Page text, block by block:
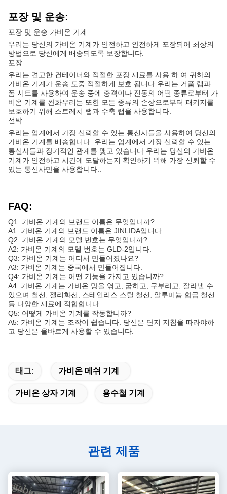
포장 및 운송:
포장 및 운송 가비온 기계
우리는 당신의 가비온 기계가 안전하고 안전하게 포장되어 최상의
방법으로 당신에게 배송되도록 보장합니다.
포장
우리는 견고한 컨테이너와 적절한 포장 재료를 사용 하 여 귀하의
가비온 기계가 운송 도중 적절하게 보호 됩니다.우리는 거품 랩과
폼 시트를 사용하여 운송 중에 충격이나 진동의 어떤 종류로부터 가
비온 기계를 완화우리는 또한 모든 종류의 손상으로부터 패키지를
보호하기 위해 스트레치 랩과 수축 랩을 사용합니다.
선박
우리는 업계에서 가장 신뢰할 수 있는 통신사들을 사용하여 당신의
가비온 기계를 배송합니다. 우리는 업계에서 가장 신뢰할 수 있는
통신사들과 장기적인 관계를 맺고 있습니다.우리는 당신의 가비온
기계가 안전하고 시간에 도달하는지 확인하기 위해 가장 신뢰할 수
있는 통신사만을 사용합니다..
FAQ:
Q1: 가비온 기계의 브랜드 이름은 무엇입니까?
A1: 가비온 기계의 브랜드 이름은 JINLIDA입니다.
Q2: 가비온 기계의 모델 번호는 무엇입니까?
A2: 가비온 기계의 모델 번호는 GLD-2입니다.
Q3: 가비온 기계는 어디서 만들어졌나요?
A3: 가비온 기계는 중국에서 만들어집니다.
Q4: 가비온 기계는 어떤 기능을 가지고 있습니까?
A4: 가비온 기계는 가비온 망을 엮고, 굽히고, 구부리고, 잘라낼 수
있으며 철선, 젤리화선, 스테인리스 스틸 철선, 알루미늄 합금 철선
등 다양한 재료에 적합합니다.
Q5: 어떻게 가비온 기계를 작동합니까?
A5: 가비온 기계는 조작이 쉽습니다. 당신은 단지 지침을 따라야하
고 당신은 올바르게 사용할 수 있습니다.
태그: 가비온 메쉬 기계
가비온 상자 기계 용수철 기계
관련 제품